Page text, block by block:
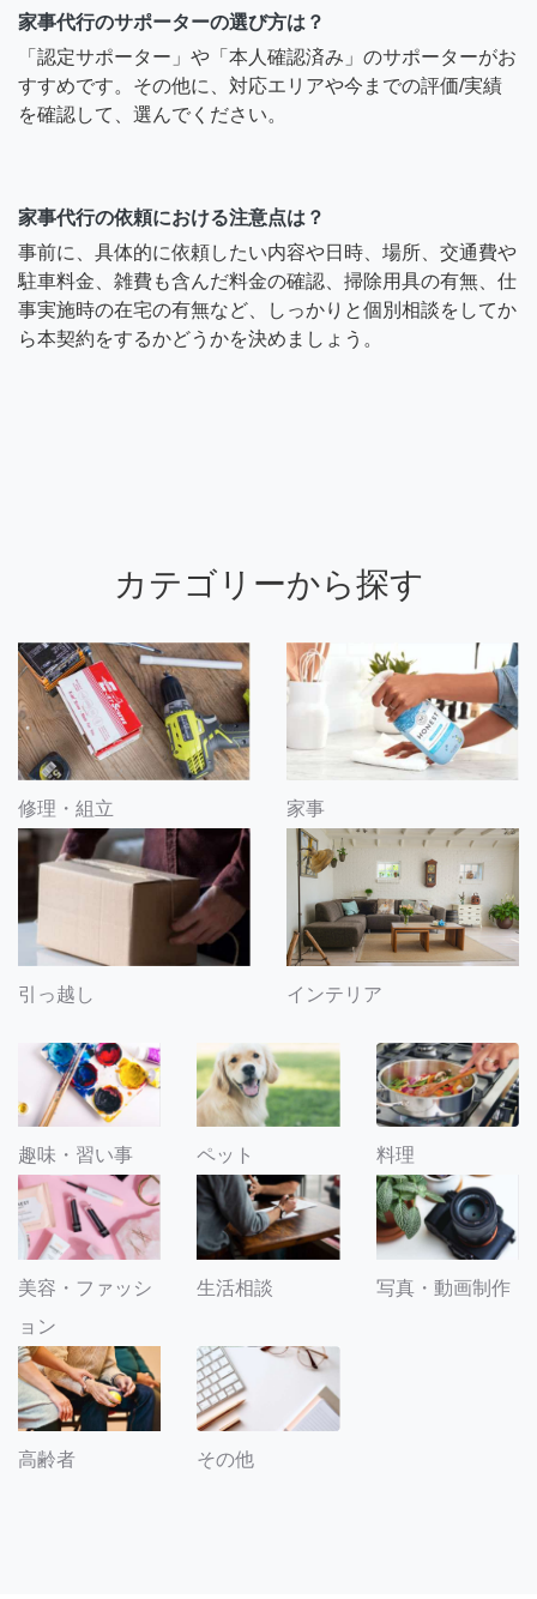
家事代行のサポーターの選び方は？
「認定サポーター」や「本人確認済み」のサポーターがお
すすめです。その他に、対応エリアや今までの評価/実績
を確認して、選んでください。
家事代行の依頼における注意点は？
事前に、具体的に依頼したい内容や日時、場所、交通費や
駐車料金、雑費も含んだ料金の確認、掃除用具の有無、仕
事実施時の在宅の有無など、しっかりと個別相談をしてか
ら本契約をするかどうかを決めましょう。
カテゴリーから探す
修理・組立 家事
引っ越し インテリア
趣味・習い事 ペット 料理
美容・ファッシ
ョン
生活相談 写真・動画制作
高齢者 その他